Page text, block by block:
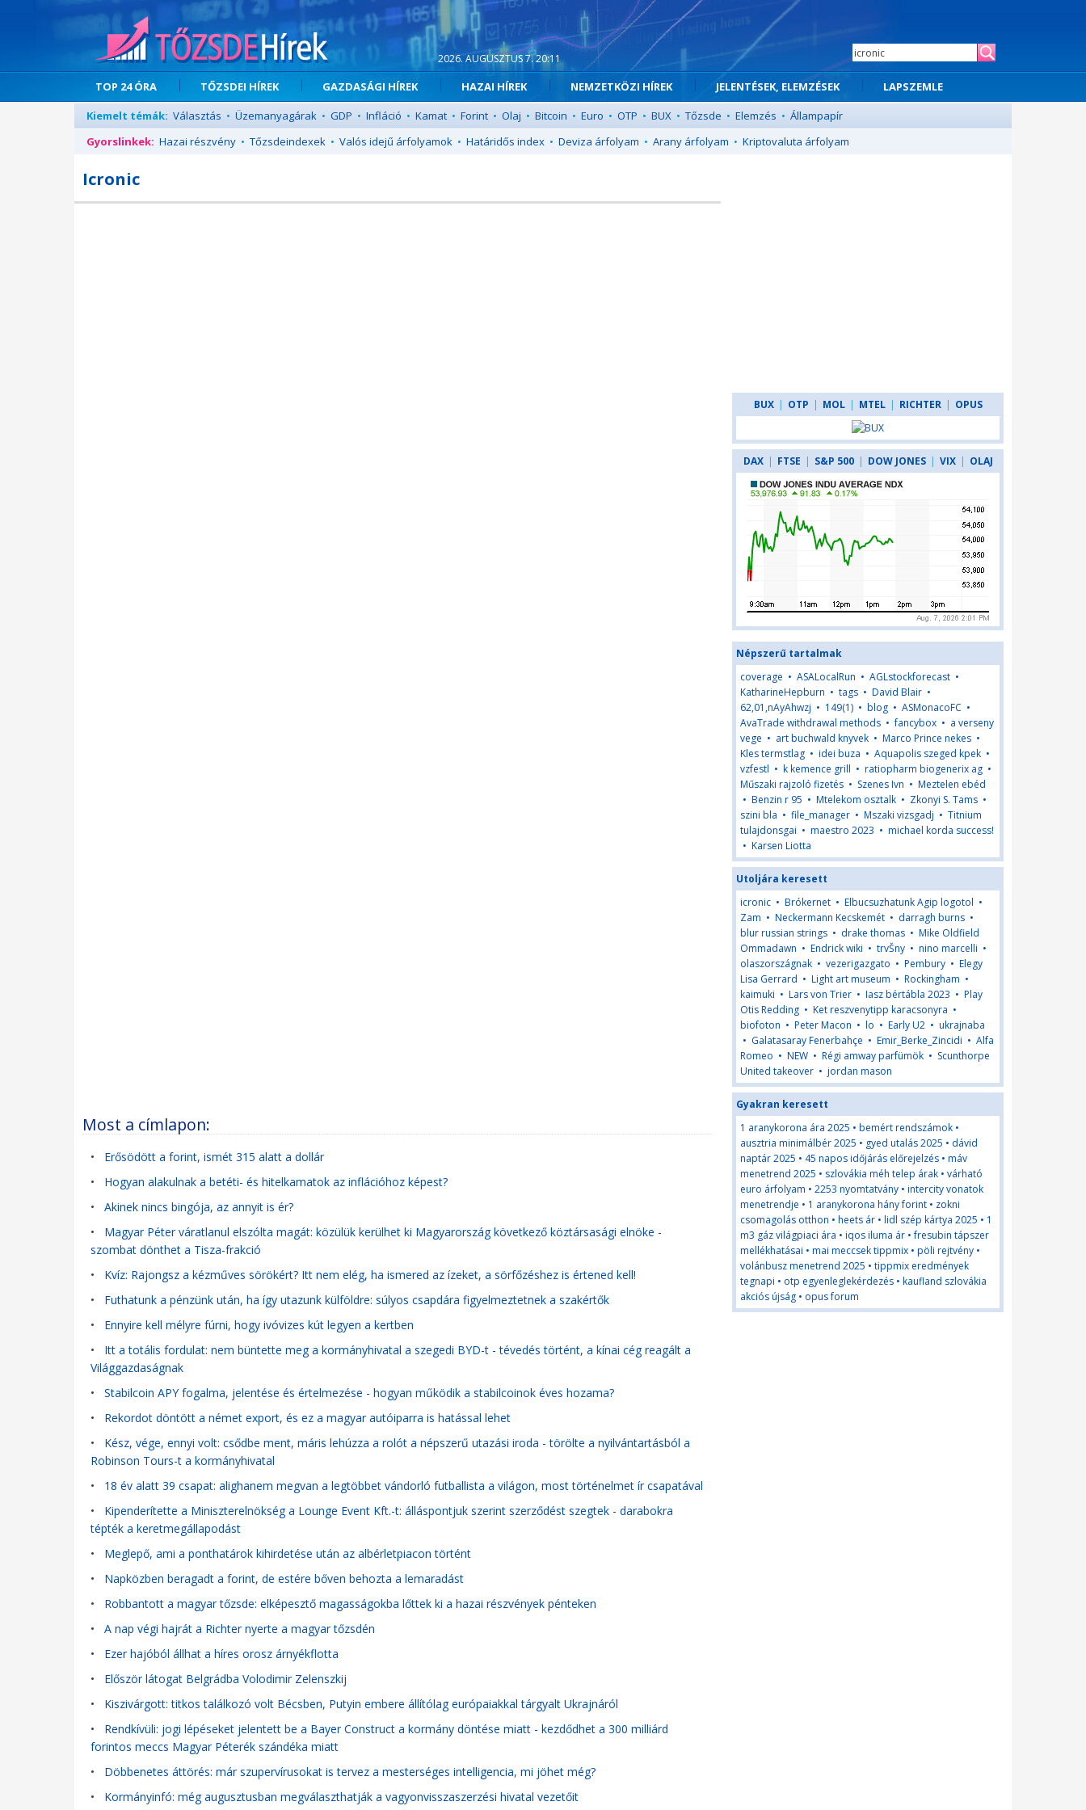
2026. AUGUSZTUS 7. 20:11
TOP 24 ÓRA TŐZSDEI HÍREK GAZDASÁGI HÍREK HAZAI HÍREK NEMZETKÖZI HÍREK JELENTÉSEK, ELEMZÉSEK
LAPSZEMLE
Kiemelt témák: Választás • Üzemanyagárak • GDP • Infláció • Kamat • Forint • Olaj • Bitcoin • Euro • OTP • BUX • Tőzsde • Elemzés • Állampapír
Gyorslinkek: Hazai részvény • Tőzsdeindexek • Valós idejű árfolyamok • Határidős index • Deviza árfolyam • Arany árfolyam • Kriptovaluta árfolyam
Icronic
Most a címlapon:
• Erősödött a forint, ismét 315 alatt a dollár
• Hogyan alakulnak a betéti- és hitelkamatok az inflációhoz képest?
• Akinek nincs bingója, az annyit is ér?
• Magyar Péter váratlanul elszólta magát: közülük kerülhet ki Magyarország következő köztársasági elnöke -
szombat dönthet a Tisza-frakció
• Kvíz: Rajongsz a kézműves sörökért? Itt nem elég, ha ismered az ízeket, a sörfőzéshez is értened kell!
• Futhatunk a pénzünk után, ha így utazunk külföldre: súlyos csapdára figyelmeztetnek a szakértők
• Ennyire kell mélyre fúrni, hogy ivóvizes kút legyen a kertben
• Itt a totális fordulat: nem büntette meg a kormányhivatal a szegedi BYD-t - tévedés történt, a kínai cég reagált a
Világgazdaságnak
• Stabilcoin APY fogalma, jelentése és értelmezése - hogyan működik a stabilcoinok éves hozama?
• Rekordot döntött a német export, és ez a magyar autóiparra is hatással lehet
• Kész, vége, ennyi volt: csődbe ment, máris lehúzza a rolót a népszerű utazási iroda - törölte a nyilvántartásból a
Robinson Tours-t a kormányhivatal
• 18 év alatt 39 csapat: alighanem megvan a legtöbbet vándorló futballista a világon, most történelmet ír csapatával
• Kipenderítette a Miniszterelnökség a Lounge Event Kft.-t: álláspontjuk szerint szerződést szegtek - darabokra
tépték a keretmegállapodást
• Meglepő, ami a ponthatárok kihirdetése után az albérletpiacon történt
• Napközben beragadt a forint, de estére bőven behozta a lemaradást
• Robbantott a magyar tőzsde: elképesztő magasságokba lőttek ki a hazai részvények pénteken
• A nap végi hajrát a Richter nyerte a magyar tőzsdén
• Ezer hajóból állhat a híres orosz árnyékflotta
• Először látogat Belgrádba Volodimir Zelenszkij
• Kiszivárgott: titkos találkozó volt Bécsben, Putyin embere állítólag európaiakkal tárgyalt Ukrajnáról
• Rendkívüli: jogi lépéseket jelentett be a Bayer Construct a kormány döntése miatt - kezdődhet a 300 milliárd
forintos meccs Magyar Péterék szándéka miatt
• Döbbenetes áttörés: már szupervírusokat is tervez a mesterséges intelligencia, mi jöhet még?
• Kormányinfó: még augusztusban megválaszthatják a vagyonvisszaszerzési hivatal vezetőit
BUX | OTP | MOL | MTEL | RICHTER | OPUS
DAX | FTSE | S&P 500 | DOW JONES | VIX | OLAJ
Népszerű tartalmak
coverage • ASALocalRun • AGLstockforecast •
KatharineHepburn • tags • David Blair •
62,01,nAyAhwzj • 149(1) • blog • ASMonacoFC •
AvaTrade withdrawal methods •fancybox • a verseny
vege • art buchwald knyvek • Marco Prince nekes •
Kles termstlag • idei buza • Aquapolis szeged kpek •
vzfestl • k kemence grill • ratiopharm biogenerix ag •
Műszaki rajzoló fizetés • Szenes Ivn • Meztelen ebéd
• Benzin r 95 • Mtelekom osztalk • Zkonyi S. Tams •
szini bla • file_manager • Mszaki vizsgadj • Titnium
tulajdonsgai • maestro 2023 • michael korda success!
• Karsen Liotta
Utoljára keresett
icronic • Brókernet • Elbucsuzhatunk Agip logotol •
Zam • Neckermann Kecskemét • darragh burns •
blur russian strings • drake thomas • Mike Oldfield
Ommadawn • Endrick wiki • trvŠny • nino marcelli •
olaszországnak • vezerigazgato • Pembury • Elegy
Lisa Gerrard • Light art museum • Rockingham •
kaimuki • Lars von Trier • Iasz bértábla 2023 • Play
Otis Redding • Ket reszvenytipp karacsonyra •
biofoton • Peter Macon • lo • Early U2 • ukrajnaba
• Galatasaray Fenerbahçe • Emir_Berke_Zincidi • Alfa
Romeo • NEW • Régi amway parfümök • Scunthorpe
United takeover • jordan mason
Gyakran keresett
1 aranykorona ára 2025 • bemért rendszámok •
ausztria minimálbér 2025 • gyed utalás 2025 • dávid
naptár 2025 • 45 napos időjárás előrejelzés • máv
menetrend 2025 • szlovákia méh telep árak • várható
euro árfolyam • 2253 nyomtatvány • intercity vonatok
menetrendje • 1 aranykorona hány forint • zokni
csomagolás otthon • heets ár • lidl szép kártya 2025 • 1
m3 gáz világpiaci ára • iqos iluma ár •fresubin tápszer
mellékhatásai • mai meccsek tippmix • pöli rejtvény •
volánbusz menetrend 2025 • tippmix eredmények
tegnapi • otp egyenleglekérdezés • kaufland szlovákia
akciós újság • opus forum